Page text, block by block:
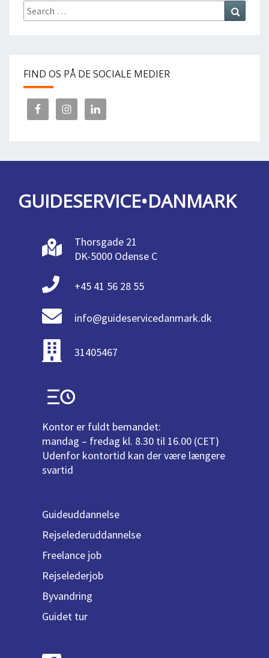
Search
for:
FIND OS PÅ DE SOCIALE MEDIER
GUIDESERVICE•DANMARK
Thorsgade 21
DK-5000 Odense C
+45 41 56 28 55
info@guideservicedanmark.dk
31405467
Kontor er fuldt bemandet:
mandag – fredag kl. 8.30 til 16.00 (CET)
Udenfor kontortid kan der være længere
svartid
Guideuddannelse
Rejselederuddannelse
Freelance job
Rejselederjob
Byvandring
Guidet tur